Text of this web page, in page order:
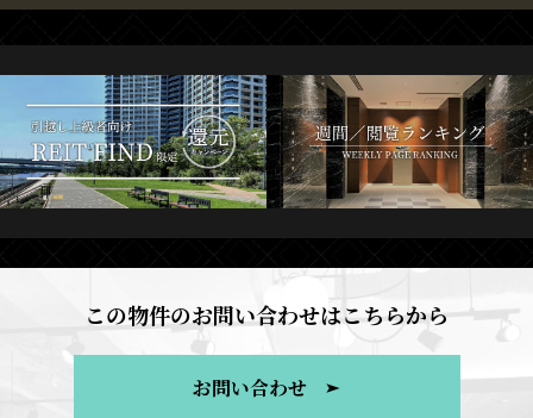
この物件のお問い合わせはこちらから
お問い合わせ